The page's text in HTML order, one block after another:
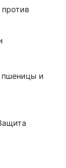
пшеницы и